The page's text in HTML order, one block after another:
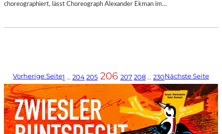
choreographiert, lässt Choreograph Alexander Ekman im…
Vorherige Seite1 … 204205 206 207208… 230Nächste Seite